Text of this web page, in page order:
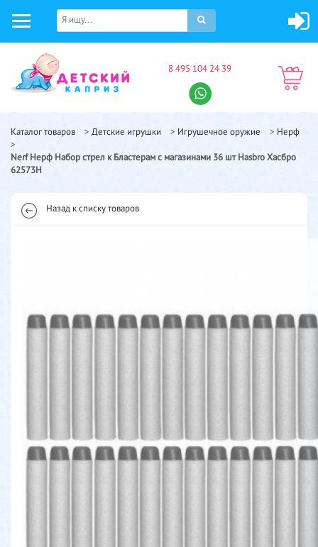
8 495 104 24 39
Каталог товаров > Детские игрушки > Игрушечное оружие > Нерф
>
Nerf Нерф Набор стрел к Бластерам с магазинами 36 шт Hasbro Хасбро
62573H
Назад к списку товаров